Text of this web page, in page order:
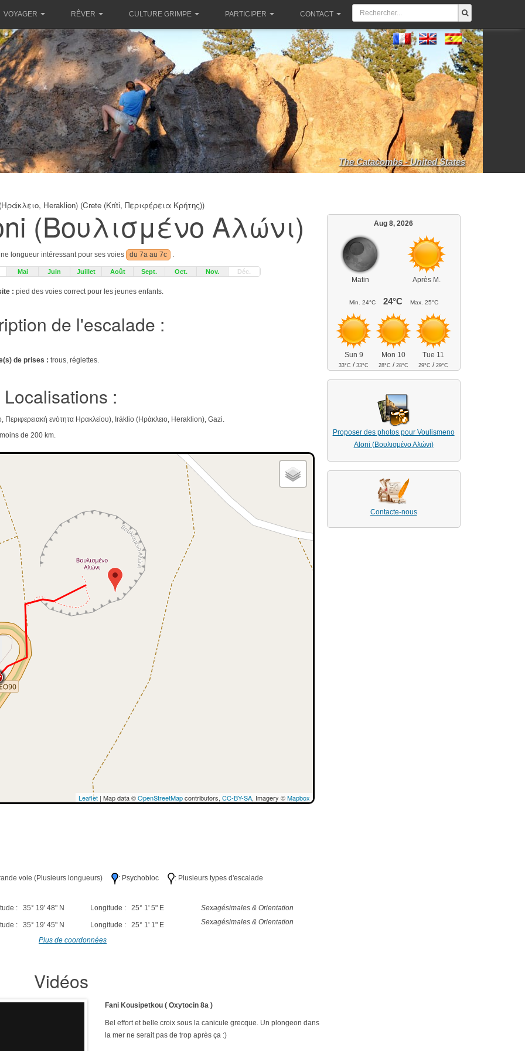
VOYAGER RÊVER CULTURE GRIMPE PARTICIPER CONTACT
The Catacombs - United States
Heraklion) (Crete (Kríti, Περιφέρεια Κρήτης))
(Βουλισμένο Αλώνι)
longueur intéressant pour ses voies du 7a au 7c .
Mai Juin Juillet Août Sept. Oct. Nov. Déc.
: pied des voies correct pour les jeunes enfants.
de l'escalade :
de prises : trous, réglettes.
Localisations :
ενότητα Ηρακλείου), Iráklio (Ηράκλειο, Heraklion), Gazi.
de 200 km.
Leaflet| Map data ©OpenStreetMapcontributors, CC-BY-SA, Imagery ©Mapbox
voie (Plusieurs longueurs) : Psychobloc : Plusieurs types d'escalade
: 35° 19' 48" N Longitude : 25° 1' 5" E Sexagésimales & Orientation
: 35° 19' 45" N Longitude : 25° 1' 1" E Sexagésimales & Orientation
Plus de coordonnées
Vidéos
Fani Kousipetkou ( Oxytocin 8a )
Bel effort et belle croix sous la canicule grecque. Un plongeon dans
la mer ne serait pas de trop après ça :)
Aug 8, 2026
Matin Après M.
Min. 24°C 24°C Max. 25°C
Sun 9
33°C /33°C
Mon 10
28°C /28°C
Tue 11
29°C /29°C
Proposer des photos pour Voulismeno
Aloni (Βουλισμένο Αλώνι)
Contacte-nous